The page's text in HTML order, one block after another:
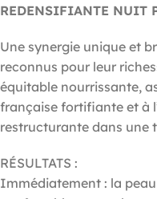
REDENSIFIANTE NUIT
Une synergie unique et
reconnus pour leur
équitable nourrissante,
française fortifiante et à
restructurante dans une
RÉSULTATS :
Immédiatement : la